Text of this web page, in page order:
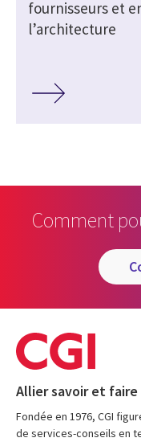
fournisseurs et
l’architecture
Comment
Allier savoir et faire
Fondée en 1976, CGI
de services-conseils en